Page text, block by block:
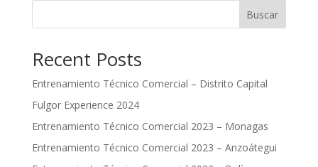
Buscar
Recent Posts
Entrenamiento Técnico Comercial – Distrito Capital
Fulgor Experience 2024
Entrenamiento Técnico Comercial 2023 – Monagas
Entrenamiento Técnico Comercial 2023 – Anzoátegui